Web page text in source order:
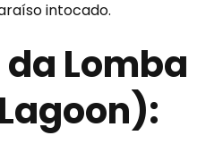
intocado.
Lomba